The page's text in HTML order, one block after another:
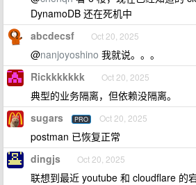
DynamoDB 还在死机中
abcdecsf Oct 20, 2025
@nanjoyoshino 我就说。。。
Rickkkkkkk Oct 20, 2025
典型的业务隔离，但依赖没隔离。
sugars PRO Oct 20, 2025
postman 已恢复正常
dingjs Oct 20, 2025
联想到最近 youtube 和 cloudflare 的